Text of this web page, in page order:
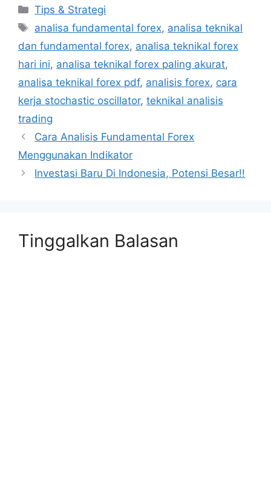
Kategori
Tips & Strategi
Tag
analisa fundamental forex, analisa teknikal
dan fundamental forex, analisa teknikal forex
hari ini, analisa teknikal forex paling akurat,
analisa teknikal forex pdf, analisis forex, cara
kerja stochastic oscillator, teknikal analisis
trading
Cara Analisis Fundamental Forex
Menggunakan Indikator
Investasi Baru Di Indonesia, Potensi Besar!!
Tinggalkan Balasan